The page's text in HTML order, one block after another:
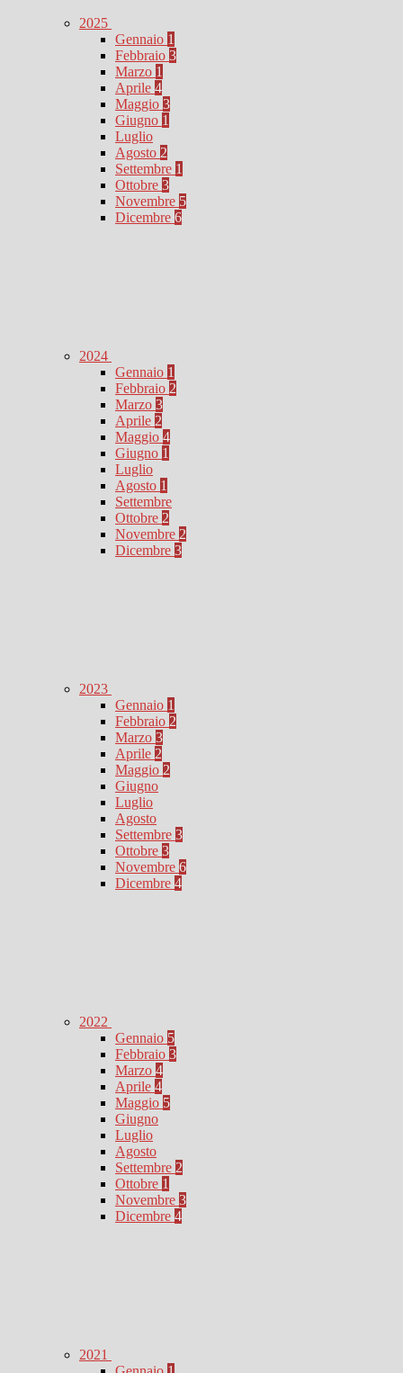
2025
Gennaio 1
Febbraio 3
Marzo 1
Aprile 4
Maggio 3
Giugno 1
Luglio
Agosto 2
Settembre 1
Ottobre 3
Novembre 5
Dicembre 6
2024
Gennaio 1
Febbraio 2
Marzo 3
Aprile 2
Maggio 4
Giugno 1
Luglio
Agosto 1
Settembre
Ottobre 2
Novembre 2
Dicembre 3
2023
Gennaio 1
Febbraio 2
Marzo 3
Aprile 2
Maggio 2
Giugno
Luglio
Agosto
Settembre 3
Ottobre 3
Novembre 6
Dicembre 4
2022
Gennaio 5
Febbraio 3
Marzo 4
Aprile 4
Maggio 5
Giugno
Luglio
Agosto
Settembre 2
Ottobre 1
Novembre 3
Dicembre 4
2021